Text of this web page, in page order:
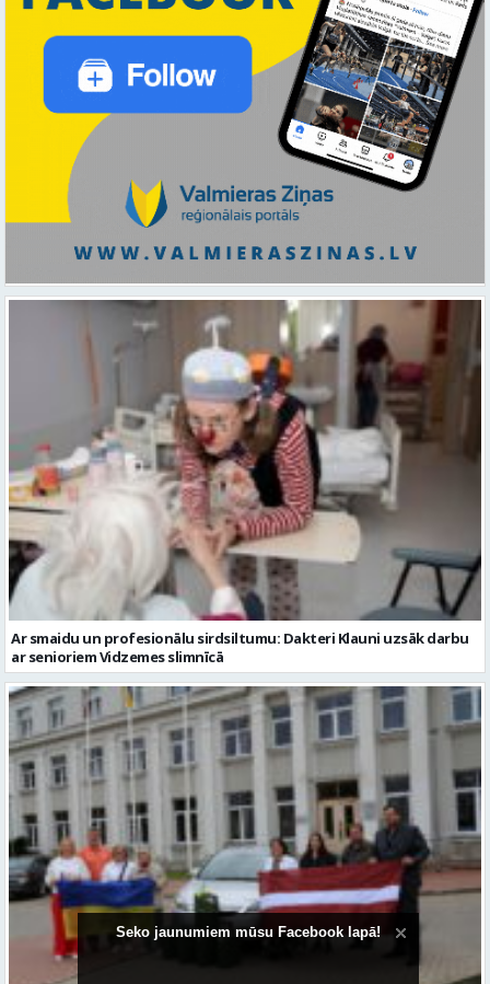
Ar smaidu un profesionālu sirdsiltumu: Dakteri Klauni uzsāk darbu
ar senioriem Vidzemes slimnīcā
No Valmieras uz Ukrainu ceļā dodas vēl viena humānās palīdzības
automašīna
Seko jaunumiem mūsu Facebook lapā!